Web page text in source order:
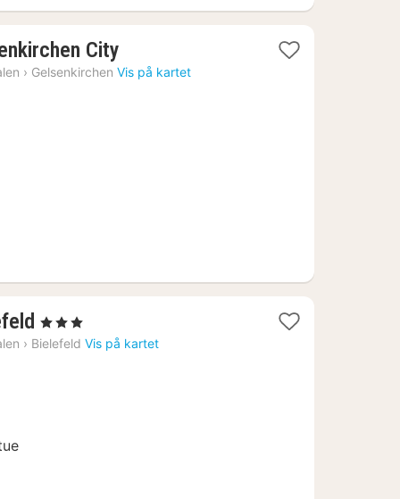
City
natt
› Gelsenkirchen Vis på kartet
1
natt
, 3 Stjerner
› Bielefeld Vis på kartet